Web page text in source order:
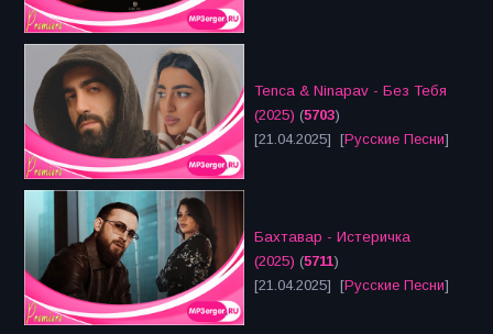
Tenca & Ninapav - Без Тебя
(2025) (5703)
[21.04.2025] [Русские Песни]
Бахтавар - Истеричка
(2025) (5711)
[21.04.2025] [Русские Песни]